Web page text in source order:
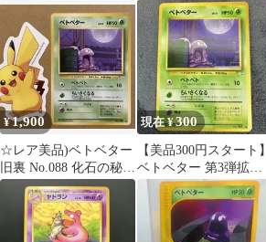
¥1,900
☆レア美品)ベトベター
旧裏 No.088 化石の秘密
月見
現在 ¥300
【美品300円スタート】
ベトベター 第3弾拡張
パック 化石の秘密【旧